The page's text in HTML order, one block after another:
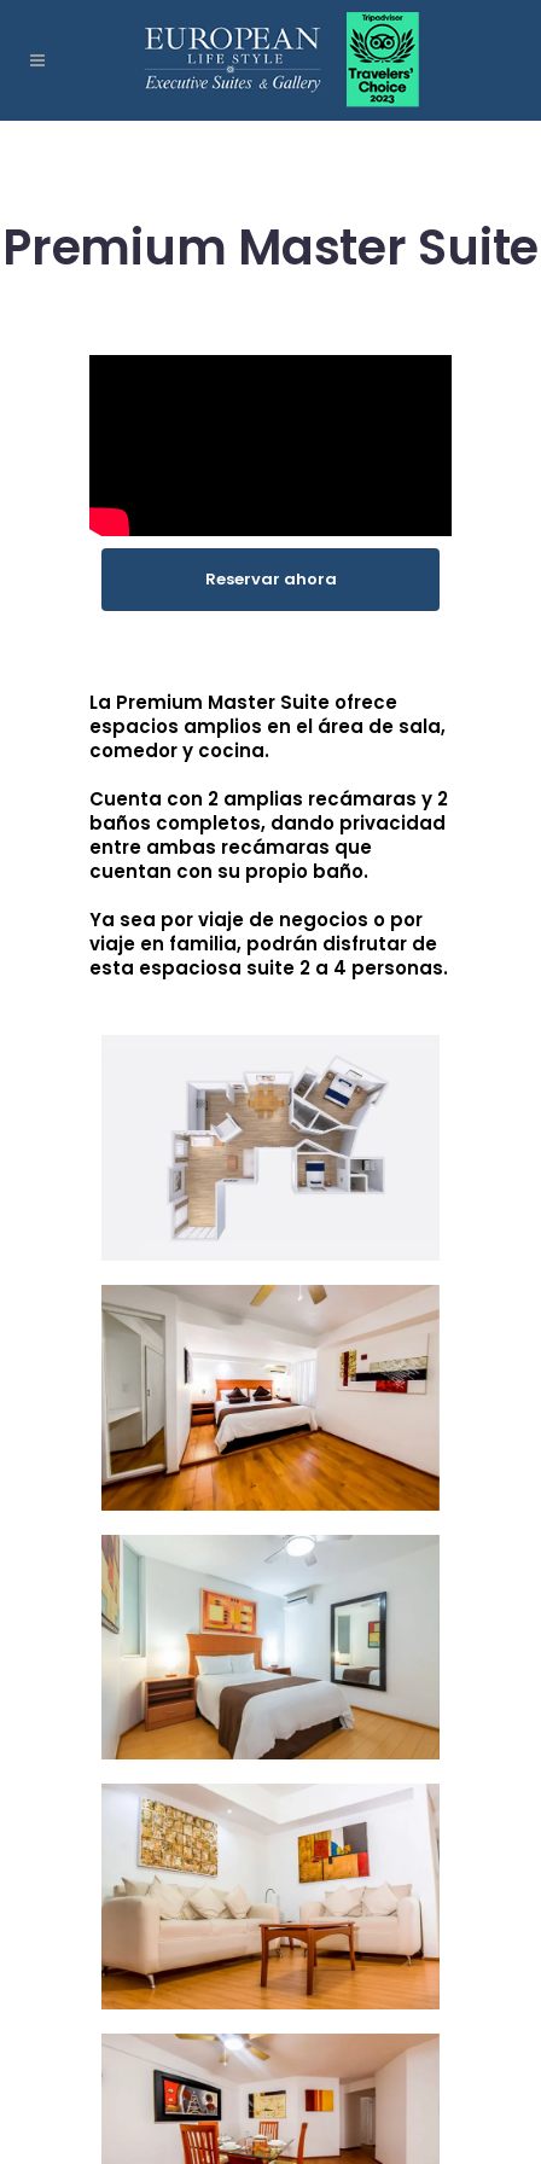
Premium Master Suite
Reservar ahora
La Premium Master Suite ofrece
espacios amplios en el área de sala,
comedor y cocina.
Cuenta con 2 amplias recámaras y 2
baños completos, dando privacidad
entre ambas recámaras que
cuentan con su propio baño.
Ya sea por viaje de negocios o por
viaje en familia, podrán disfrutar de
esta espaciosa suite 2 a 4 personas.